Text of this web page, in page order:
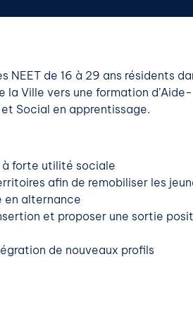
NEET de 16 à 29 ans résidents
Ville vers une formation d’Aide-
Social en apprentissage.
à forte utilité sociale
afin de remobiliser les
en alternance
et proposer une sortie
de nouveaux profils